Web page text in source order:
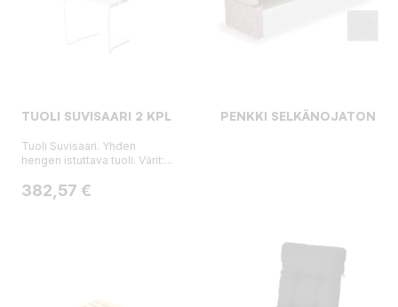
TUOLI SUVISAARI 2 KPL
Tuoli Suvisaari. Yhden
hengen istuttava tuoli. Värit:...
Hinta
382,57 €
PENKKI SELKÄNOJATON